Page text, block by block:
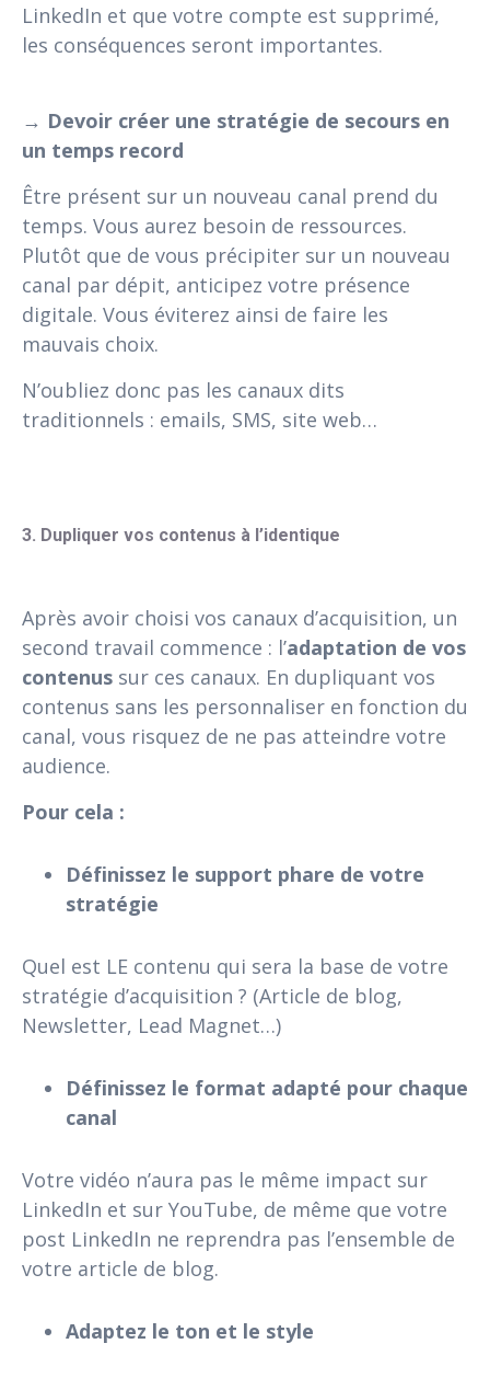
LinkedIn et que votre compte est supprimé,
les conséquences seront importantes.
→ Devoir créer une stratégie de secours en
un temps record
Être présent sur un nouveau canal prend du
temps. Vous aurez besoin de ressources.
Plutôt que de vous précipiter sur un nouveau
canal par dépit, anticipez votre présence
digitale. Vous éviterez ainsi de faire les
mauvais choix.
N’oubliez donc pas les canaux dits
traditionnels : emails, SMS, site web…
3. Dupliquer vos contenus à l’identique
Après avoir choisi vos canaux d’acquisition, un
second travail commence : l’adaptation de vos
contenus sur ces canaux. En dupliquant vos
contenus sans les personnaliser en fonction du
canal, vous risquez de ne pas atteindre votre
audience.
Pour cela :
Définissez le support phare de votre
stratégie
Quel est LE contenu qui sera la base de votre
stratégie d’acquisition ? (Article de blog,
Newsletter, Lead Magnet…)
Définissez le format adapté pour chaque
canal
Votre vidéo n’aura pas le même impact sur
LinkedIn et sur YouTube, de même que votre
post LinkedIn ne reprendra pas l’ensemble de
votre article de blog.
Adaptez le ton et le style